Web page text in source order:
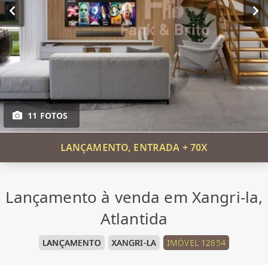
11 FOTOS
LANÇAMENTO, ENTRADA + 70X
Lançamento à venda em Xangri-la,
Atlantida
LANÇAMENTO XANGRI-LA IMÓVEL 12854